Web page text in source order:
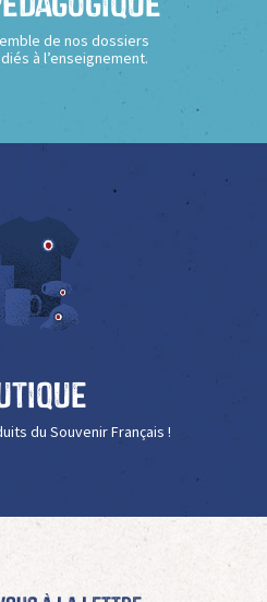
de nos dossiers
à l’enseignement.
du Souvenir Français !